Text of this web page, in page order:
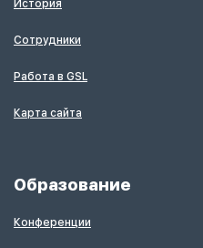
История
Сотрудники
Работа в GSL
Карта сайта
Образование
Конференции